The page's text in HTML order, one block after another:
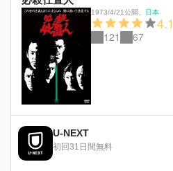
1973/4/21公開 日本
4.1
121 67
U-NEXT
初回31日間無料